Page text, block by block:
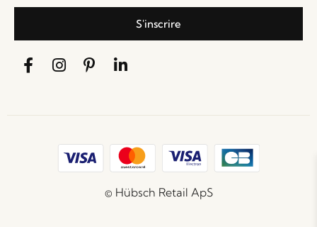
S'inscrire
© Hübsch Retail ApS